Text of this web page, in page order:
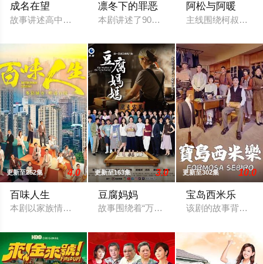
成名在望
故事讲述高中好友陈志伟（李国毅 饰）、罗冠豪（姚淳耀 饰）
凛冬下的罪恶
本剧讲述了90年代末，怒河市刑侦支队在
阿松与阿暖
主线围绕柯叔元与
更新至252集 4.0
百味人生
本剧以家族情仇与时代情怀为主轴，剧情叙述一场突如其来的
更新至163集 3.0
豆腐妈妈
故事围绕着“万家”的豆腐老店，因“一个
更新至302集 10.0
宝岛西米乐
该剧的故事背景在